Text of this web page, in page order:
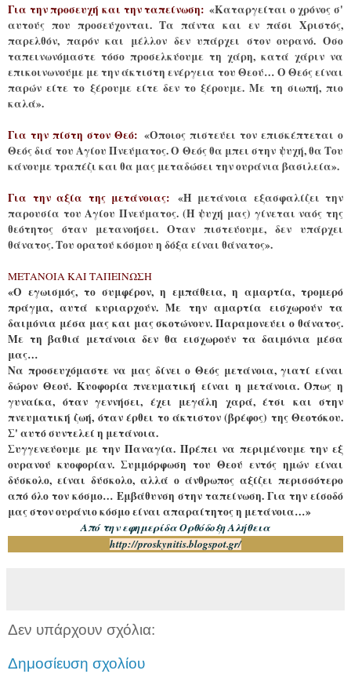
Για την προσευχή και την ταπείνωση: «Καταργείται ο χρόνος σ'
αυτούς που προσεύχονται. Τα πάντα και εν πάσι Χριστός,
παρελθόν, παρόν και μέλλον δεν υπάρχει στον ουρανό. Οσο
ταπεινωνόμαστε τόσο προσελκύουμε τη χάρη, κατά χάριν να
επικοινωνούμε με την άκτιστη ενέργεια του Θεού… Ο Θεός είναι
παρών είτε το ξέρουμε είτε δεν το ξέρουμε. Με τη σιωπή, πιο
καλά».
Για την πίστη στον Θεό: «Οποιος πιστεύει τον επισκέπτεται ο
Θεός διά του Αγίου Πνεύματος. Ο Θεός θα μπει στην ψυχή, θα Του
κάνουμε τραπέζι και θα μας μεταδώσει την ουράνια βασιλεία».
Για την αξία της μετάνοιας: «Η μετάνοια εξασφαλίζει την
παρουσία του Αγίου Πνεύματος. (Η ψυχή μας) γίνεται ναός της
θεότητος όταν μετανοήσει. Οταν πιστεύουμε, δεν υπάρχει
θάνατος. Του ορατού κόσμου η δόξα είναι θάνατος».
ΜΕΤΑΝΟΙΑ ΚΑΙ ΤΑΠΕΙΝΩΣΗ
«Ο εγωισμός, το συμφέρον, η εμπάθεια, η αμαρτία, τρομερό
πράγμα, αυτά κυριαρχούν. Με την αμαρτία εισχωρούν τα
δαιμόνια μέσα μας και μας σκοτώνουν. Παραμονεύει ο θάνατος.
Με τη βαθιά μετάνοια δεν θα εισχωρούν τα δαιμόνια μέσα
μας…
Να προσευχόμαστε να μας δίνει ο Θεός μετάνοια, γιατί είναι
δώρον Θεού. Κυοφορία πνευματική είναι η μετάνοια. Οπως η
γυναίκα, όταν γεννήσει, έχει μεγάλη χαρά, έτσι και στην
πνευματική ζωή, όταν έρθει το άκτιστον (βρέφος) της Θεοτόκου.
Σ' αυτό συντελεί η μετάνοια.
Συγγενεύουμε με την Παναγία. Πρέπει να περιμένουμε την εξ
ουρανού κυοφορίαν. Συμμόρφωση του Θεού εντός ημών είναι
δύσκολο, είναι δύσκολο, αλλά ο άνθρωπος αξίζει περισσότερο
από όλο τον κόσμο… Εμβάθυνση στην ταπείνωση. Για την είσοδό
μας στον ουράνιο κόσμο είναι απαραίτητος η μετάνοια…»
Από την εφημερίδα Ορθόδοξη Αλήθεια
http://proskynitis.blogspot.gr/
Δεν υπάρχουν σχόλια:
Δημοσίευση σχολίου